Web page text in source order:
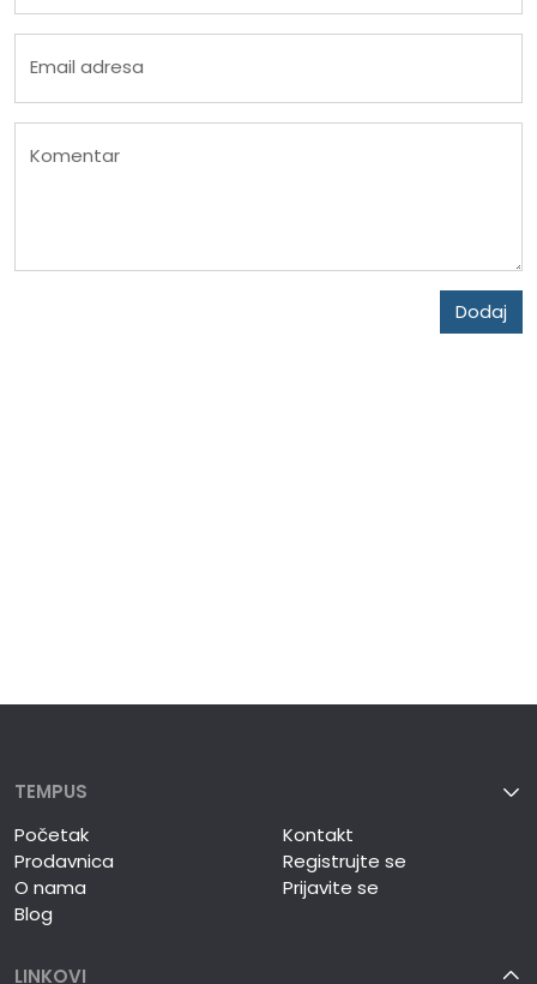
Email adresa
Komentar
Dodaj
TEMPUS
Početak
Prodavnica
O nama
Blog
Kontakt
Registrujte se
Prijavite se
LINKOVI